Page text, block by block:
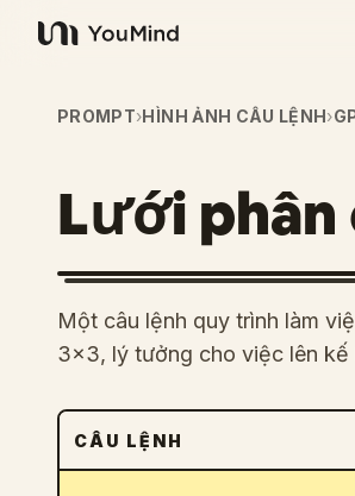
YouMind
PROMPT›HÌNH ẢNH CÂU LỆNH›
Lưới phân
Một câu lệnh quy trình làm
3x3, lý tưởng cho việc lên kế
CÂU LỆNH